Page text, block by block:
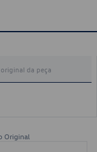
Original